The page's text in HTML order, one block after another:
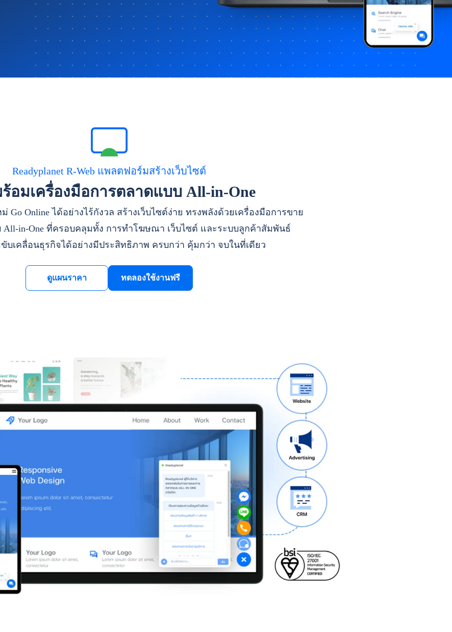
Readyplanet R-Web แพลตฟอร์มสร้างเว็บไซต์
อมเครื่องมือการตลาดแบบ All-in-One
Go Online ได้อย่างไร้กังวล สร้างเว็บไซต์ง่าย ทรงพลังด้วยเครื่องมือการขาย
in-One ที่ครอบคลุมทั้ง การทำโฆษณา เว็บไซต์ และระบบลูกค้าสัมพันธ์
เคลื่อนธุรกิจได้อย่างมีประสิทธิภาพ ครบกว่า คุ้มกว่า จบในที่เดียว
ดูแผนราคา ทดลองใช้งานฟรี